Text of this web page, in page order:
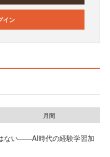
イン
月間
ない——AI時代の経験学習加